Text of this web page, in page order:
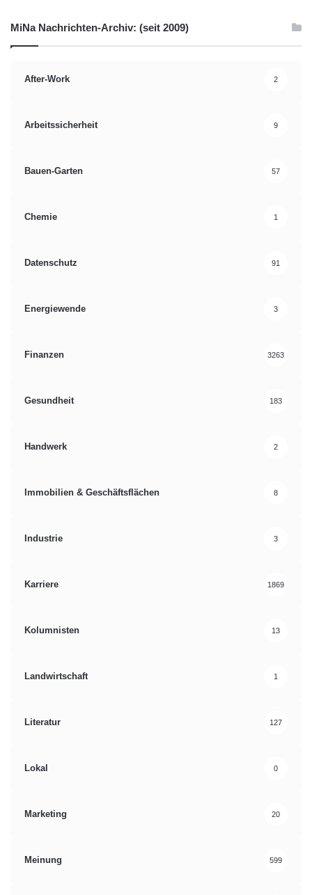
http://www.presseportal.de/pm/103110/2133343/brauchen-sie-
PDA
MiNa Nachrichten-Archiv: (seit 2009)
After-Work 2
Arbeitssicherheit 9
Bauen-Garten 57
Chemie 1
Datenschutz 91
Energiewende 3
Finanzen 3263
Gesundheit 183
Handwerk 2
Immobilien & Geschäftsflächen 8
Industrie 3
Karriere 1869
Kolumnisten 13
Landwirtschaft 1
Literatur 127
Lokal 0
Marketing 20
Meinung 599